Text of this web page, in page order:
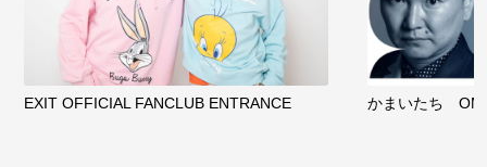
EXIT OFFICIAL FANCLUB ENTRANCE かまいたち